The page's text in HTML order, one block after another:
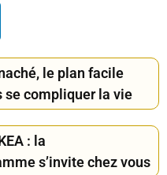
le plan facile
se compliquer la vie
: la
s’invite chez vous